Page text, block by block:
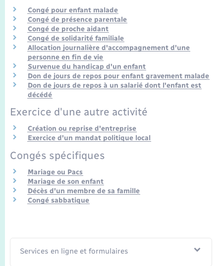
Congé pour enfant malade
Congé de présence parentale
Congé de proche aidant
Congé de solidarité familiale
Allocation journalière d'accompagnement d'une
personne en fin de vie
Survenue du handicap d'un enfant
Don de jours de repos pour enfant gravement malade
Don de jours de repos à un salarié dont l'enfant est
décédé
Exercice d'une autre activité
Création ou reprise d'entreprise
Exercice d'un mandat politique local
Congés spécifiques
Mariage ou Pacs
Mariage de son enfant
Décès d'un membre de sa famille
Congé sabbatique
Services en ligne et formulaires